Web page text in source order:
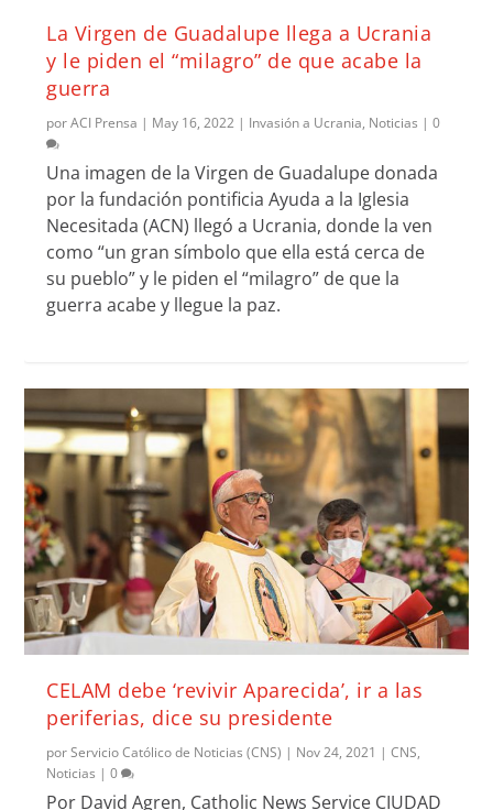
La Virgen de Guadalupe llega a Ucrania
y le piden el “milagro” de que acabe la
guerra
porACI Prensa | May 16, 2022 | Invasión a Ucrania, Noticias |0
Una imagen de la Virgen de Guadalupe donada
por la fundación pontificia Ayuda a la Iglesia
Necesitada (ACN) llegó a Ucrania, donde la ven
como “un gran símbolo que ella está cerca de
su pueblo” y le piden el “milagro” de que la
guerra acabe y llegue la paz.
CELAM debe ‘revivir Aparecida’, ir a las
periferias, dice su presidente
porServicio Católico de Noticias (CNS) | Nov 24, 2021 |CNS,
Noticias |0
Por David Agren, Catholic News Service CIUDAD